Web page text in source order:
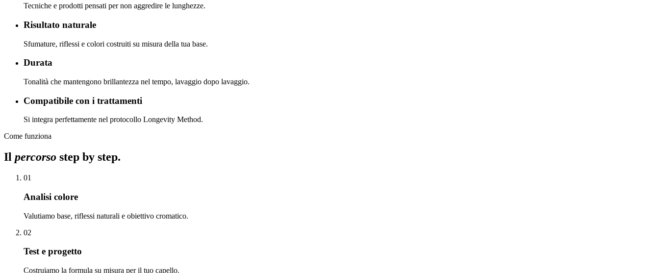
Tecniche e prodotti pensati per non aggredire le lunghezze.
Risultato naturale
Sfumature, riflessi e colori costruiti su misura della tua base.
Durata
Tonalità che mantengono brillantezza nel tempo, lavaggio dopo lavaggio.
Compatibile con i trattamenti
Si integra perfettamente nel protocollo Longevity Method.
Come funziona
Il percorso step by step.
01
Analisi colore
Valutiamo base, riflessi naturali e obiettivo cromatico.
02
Test e progetto
Costruiamo la formula su misura per il tuo capello.